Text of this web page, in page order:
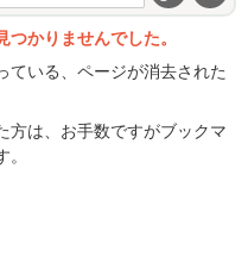
かりませんでした。
ている、ページが消去された
方は、お手数ですがブックマ